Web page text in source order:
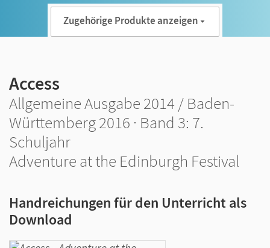
Zugehörige Produkte anzeigen
Access
Allgemeine Ausgabe 2014 / Baden-
Württemberg 2016 · Band 3: 7.
Schuljahr
Adventure at the Edinburgh Festival
Handreichungen für den Unterricht als
Download